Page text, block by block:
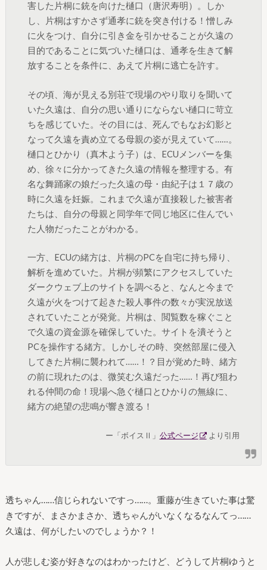
害した片桐に銃を向けた樋口（唐沢寿明）。しか
し、片桐はすかさず通孝に銃を突き付ける！憎しみ
に火をつけ、自分に引き金を引かせることが久遠の
目的であることに気づいた樋口は、通孝を生きて解
放することを条件に、あえて片桐に逃亡を許す。
その頃、海が見える別荘で現場のやり取りを聞いて
いた久遠は、自分の思い通りにならない樋口に苛立
ちを感じていた。その目には、死んでもなお幻影と
なって久遠を責め立てる母親の姿が見えていて……。
樋口とひかり（真木よう子）は、ECUメンバーを集
め、徐々に分かってきた久遠の情報を整理する。有
名な舞踊家の娘だった久遠の母・由紀子は１７歳の
時に久遠を妊娠。これまで久遠が直接殺した被害者
たちは、自分の母親と同学年で同じ地区に住んでい
た人物だったことがわかる。
一方、ECUの緒方は、片桐のPCを自宅に持ち帰り、
解析を進めていた。片桐が頻繁にアクセスしていた
ダークウェブ上のサイトを調べると、なんと今まで
久遠が火をつけて起きた殺人事件の数々が実況放送
されていたことが発覚。片桐は、閲覧数を稼ぐこと
で久遠の資金源を確保していた。サイトを潰そうと
PCを操作する緒方。しかしその時、突然部屋に侵入
してきた片桐に襲われて……！？目が覚めた時、緒方
の前に現れたのは、微笑む久遠だった……！再び狙わ
れる仲間の命！現場へ急ぐ樋口とひかりの無線に、
緒方の絶望の悲鳴が響き渡る！
ー「ボイスⅡ」 公式ページ より引用
透ちゃん……信じられないですっ……。重藤が生きていた事は驚
きですが、まさかまさか、透ちゃんがいなくなるなんてっ……
久遠は、何がしたいのでしょうか？！
人が悲しむ姿が好きなのはわかったけど、どうして片桐ゆうと